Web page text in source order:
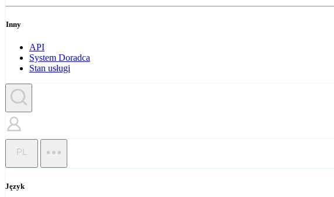
Inny
API
System Doradca
Stan usługi
PL
Język